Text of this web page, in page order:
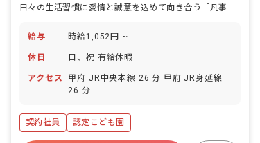
給与 時給1,052円 ~
休日 日、祝 有給休暇
アクセス
甲府 JR中央本線 26 分 甲府 JR身延線
26 分
契約社員 認定こども園